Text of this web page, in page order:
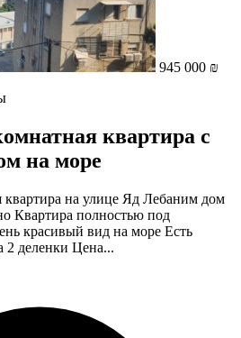
945 000 ₪
квартира с
на море
квартира на улице Яд Лебаним дом
Квартира полностью под
красивый вид на море Есть
2 деленки Цена...